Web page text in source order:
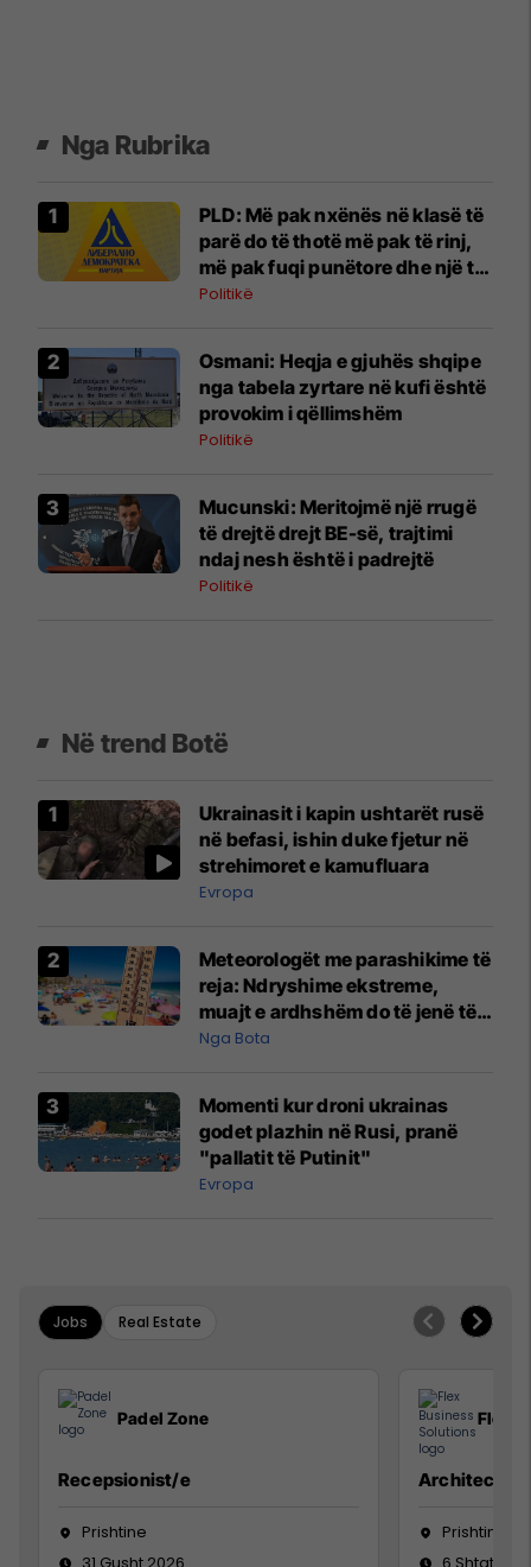
Nga Rubrika
PLD: Më pak nxënës në klasë të
parë do të thotë më pak të rinj,
më pak fuqi punëtore dhe një të
ardhme më të dobët për
Politikë
Osmani: Heqja e gjuhës shqipe
nga tabela zyrtare në kufi është
provokim i qëllimshëm
Politikë
Mucunski: Meritojmë një rrugë
të drejtë drejt BE-së, trajtimi
ndaj nesh është i padrejtë
Politikë
Në trend Botë
Ukrainasit i kapin ushtarët rusë
në befasi, ishin duke fjetur në
strehimoret e kamufluara
Evropa
Meteorologët me parashikime të
reja: Ndryshime ekstreme,
muajt e ardhshëm do të jenë të
pazakontë
Nga Bota
Momenti kur droni ukrainas
godet plazhin në Rusi, pranë
"pallatit të Putinit"
Evropa
Jobs Real Estate
Padel Zone
Recepsionist/e
Prishtine
Flex
Architect
Prishtinë